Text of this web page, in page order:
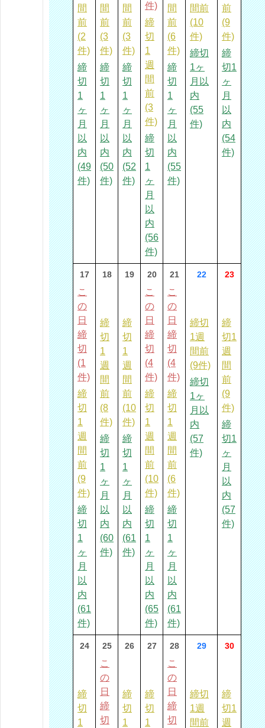
間
前
(2
件)
締
切
1
ヶ
月
以
内
(49
件)
間
前
(3
件)
締
切
1
ヶ
月
以
内
(50
件)
間
前
(3
件)
締
切
1
ヶ
月
以
内
(52
件)
件)
締
切
1
週
間
前
(3
件)
締
切
1
ヶ
月
以
内
(56
件)
間
前
(6
件)
締
切
1
ヶ
月
以
内
(55
件)
間前
(10
件)
締切
1ヶ
月以
内
(55
件)
前
(9
件)
締
切1
ヶ
月
以
内
(54
件)
17
こ
の
日
締
切
(1
件)
締
切
1
週
間
前
(9
件)
締
切
1
ヶ
月
以
内
(61
件)
18
締
切
1
週
間
前
(8
件)
締
切
1
ヶ
月
以
内
(60
件)
19
締
切
1
週
間
前
(10
件)
締
切
1
ヶ
月
以
内
(61
件)
20
こ
の
日
締
切
(4
件)
締
切
1
週
間
前
(10
件)
締
切
1
ヶ
月
以
内
(65
件)
21
こ
の
日
締
切
(4
件)
締
切
1
週
間
前
(6
件)
締
切
1
ヶ
月
以
内
(61
件)
22
締切
1週
間前
(9件)
締切
1ヶ
月以
内
(57
件)
23
締
切1
週
間
前
(9
件)
締
切1
ヶ
月
以
内
(57
件)
24
締
切
1
25
こ
の
日
締
切
26
締
切
1
27
締
切
1
28
こ
の
日
締
切
29
締切
1週
間前
30
締
切1
週